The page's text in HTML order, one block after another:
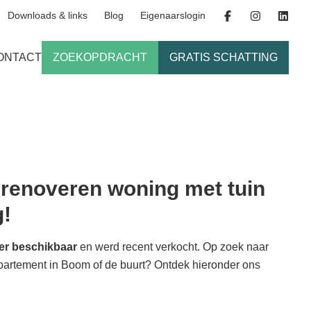
Downloads & links Blog Eigenaarslogin
ZOEKOPDRACHT GRATIS SCHATTING
woning met tuin
beschikbaar en werd recent verkocht. Op zoek naar
in Boom of de buurt? Ontdek hieronder ons